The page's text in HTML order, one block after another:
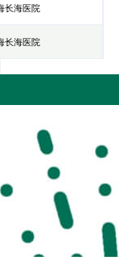
长海医院
长海医院